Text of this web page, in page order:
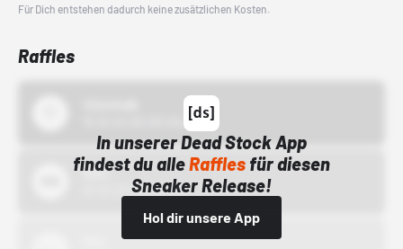
Für Dich entstehen dadurch keine zusätzlichen Kosten.
Raffles
In unserer Dead Stock App
findest du alleRafflesfür diesen
Sneaker Release!
Hol dir unsere App
Bstn
01.10.22 00:00 Uhr